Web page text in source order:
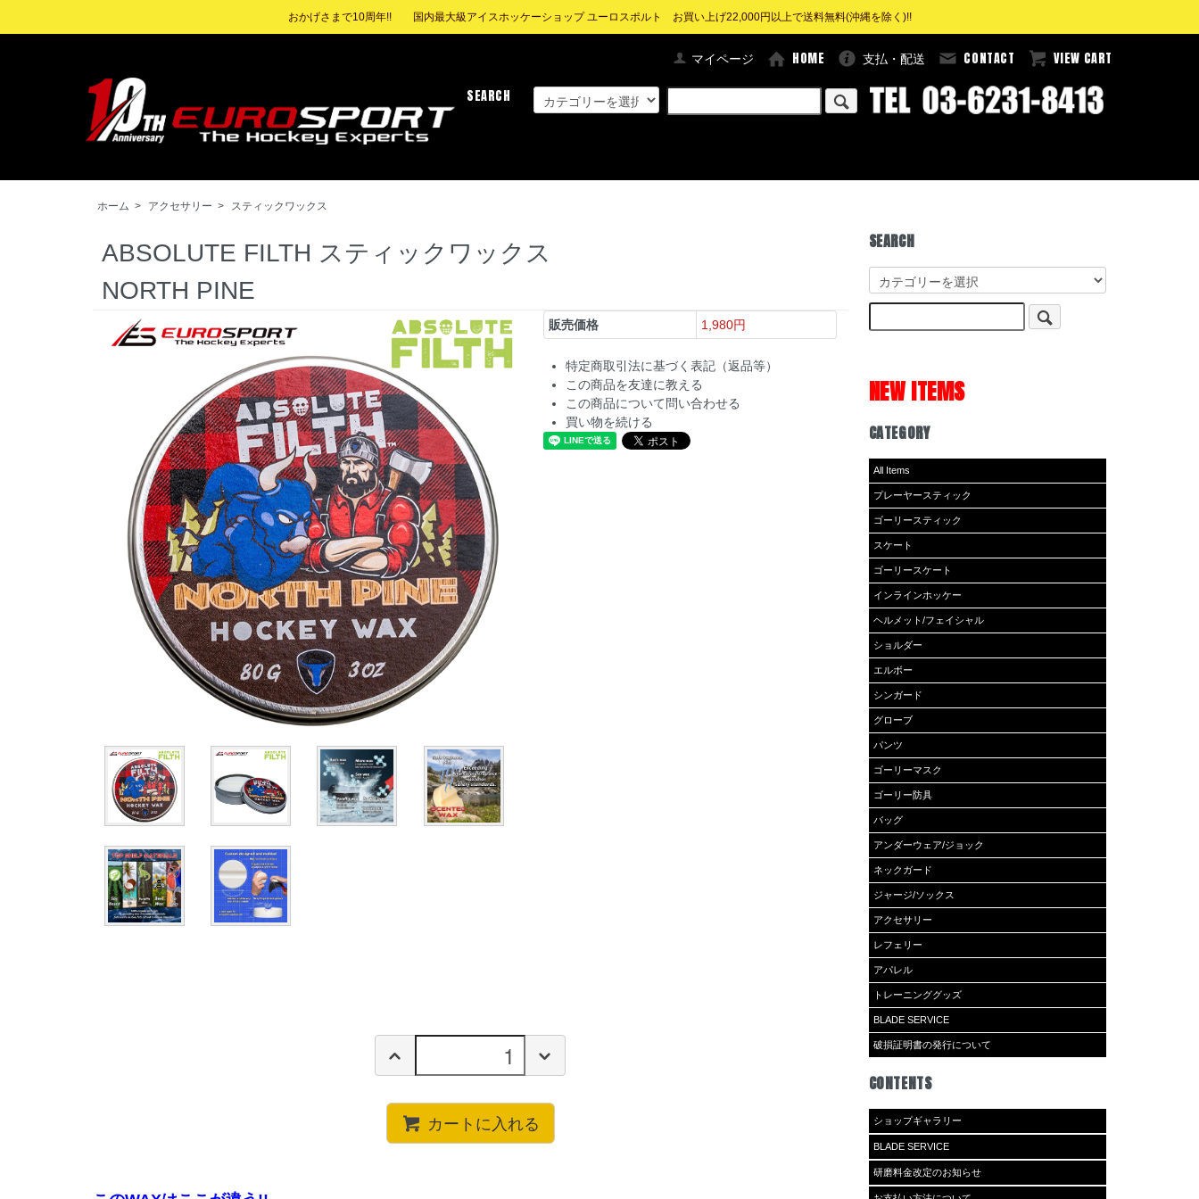
おかげさまで10周年!! 国内最大級アイスホッケーショップ ユーロスポルト お買い上げ22,000円以上で送料無料(沖縄を除く)!!
マイページ HOME 支払・配送 CONTACT VIEW CART
SEARCH
ホーム > アクセサリー > スティックワックス
ABSOLUTE FILTH スティックワックス
NORTH PINE
販売価格 1,980円
特定商取引法に基づく表記（返品等）
この商品を友達に教える
この商品について問い合わせる
買い物を続ける
カートに入れる
SEARCH
NEW ITEMS
CATEGORY
All Items
プレーヤースティック
ゴーリースティック
スケート
ゴーリースケート
インラインホッケー
ヘルメット/フェイシャル
ショルダー
エルボー
シンガード
グローブ
パンツ
ゴーリーマスク
ゴーリー防具
バッグ
アンダーウェア/ジョック
ネックガード
ジャージ/ソックス
アクセサリー
レフェリー
アパレル
トレーニンググッズ
BLADE SERVICE
破損証明書の発行について
CONTENTS
ショップギャラリー
BLADE SERVICE
研磨料金改定のお知らせ